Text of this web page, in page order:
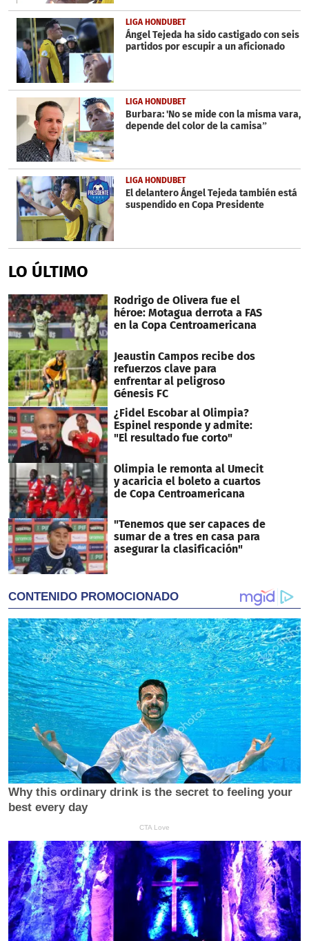
LIGA HONDUBET
Ángel Tejeda ha sido castigado con seis
partidos por escupir a un aficionado
LIGA HONDUBET
Burbara: 'No se mide con la misma vara,
depende del color de la camisa”
LIGA HONDUBET
El delantero Ángel Tejeda también está
suspendido en Copa Presidente
LO ÚLTIMO
Rodrigo de Olivera fue el
héroe: Motagua derrota a FAS
en la Copa Centroamericana
Jeaustin Campos recibe dos
refuerzos clave para
enfrentar al peligroso
Génesis FC
¿Fidel Escobar al Olimpia?
Espinel responde y admite:
"El resultado fue corto"
Olimpia le remonta al Umecit
y acaricia el boleto a cuartos
de Copa Centroamericana
"Tenemos que ser capaces de
sumar de a tres en casa para
asegurar la clasificación"